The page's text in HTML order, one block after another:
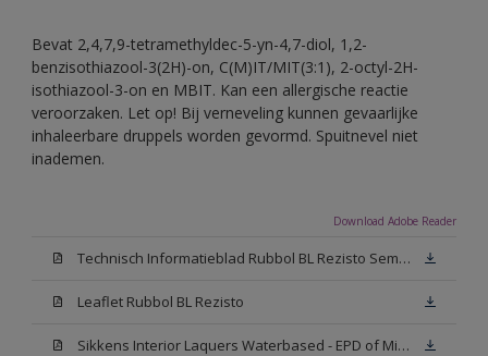
Bevat 2,4,7,9-tetramethyldec-5-yn-4,7-diol, 1,2-
benzisothiazool-3(2H)-on, C(M)IT/MIT(3:1), 2-octyl-2H-
isothiazool-3-on en MBIT. Kan een allergische reactie
veroorzaken. Let op! Bij verneveling kunnen gevaarlijke
inhaleerbare druppels worden gevormd. Spuitnevel niet
inademen.
Download Adobe Reader
Technisch Informatieblad Rubbol BL Rezisto Semi-Gloss (New Livery) (PDF)
Leaflet Rubbol BL Rezisto
Sikkens Interior Laquers Waterbased - EPD of Milieuproductverklaring